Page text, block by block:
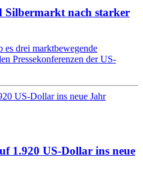
nach starker
es drei marktbewegende
Pressekonferenzen der US-
1.920 US-Dollar ins neue